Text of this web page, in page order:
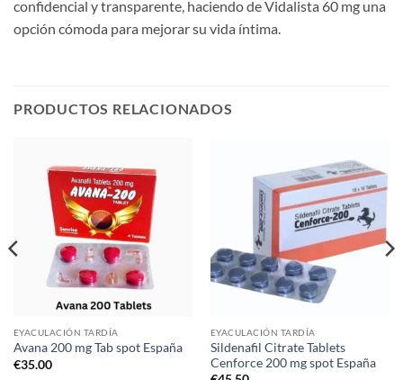
confidencial y transparente, haciendo de Vidalista 60 mg una
opción cómoda para mejorar su vida íntima.
PRODUCTOS RELACIONADOS
EYACULACIÓN TARDÍA
Avana 200 mg Tab spot España
€35.00
EYACULACIÓN TARDÍA
Sildenafil Citrate Tablets
Cenforce 200 mg spot España